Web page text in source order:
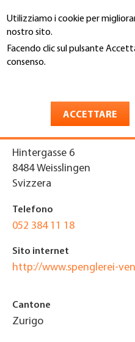
Utilizziamo i cookie per
nostro sito.
Facendo clic sul pulsante
consenso.
ACCETTARE
al
contenuto
principale
You
Indirizzo
Hintergasse 6
8484 Weisslingen
Svizzera
Telefono
052 384 11 18
Sito internet
http://www.spenglerei-
Cantone
Zurigo